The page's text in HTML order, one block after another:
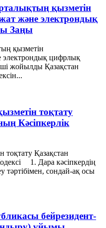
қызметiн
және электрондық
Заңы
қызметiн
электрондық цифрлық
жойылды Қазақстан
тоқтату
Кәсіпкерлік
тоқтату Қазақстан
1. Дара кәсiпкердiң
тәртiбiмен, сондай-ақ осы
бейрезидент-